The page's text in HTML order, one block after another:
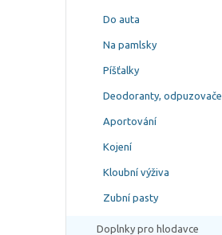
Do auta
Na pamlsky
Píšťalky
Deodoranty, odpuzovače
Aportování
Kojení
Kloubní výživa
Zubní pasty
Doplnky pro hlodavce